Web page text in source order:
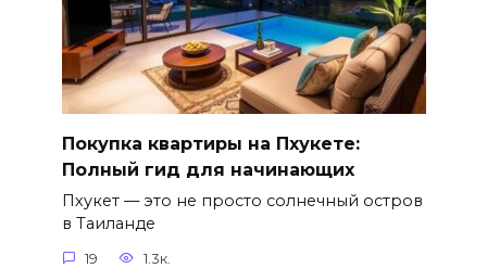
Покупка квартиры на Пхукете:
Полный гид для начинающих
Пхукет — это не просто солнечный остров
в Таиланде
19 1.3к.